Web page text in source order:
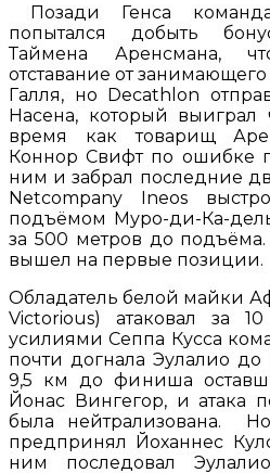
Позади Генса
попытался добыть
Таймена Аренсмана,
отставание от
Галля, но Decathlon
Насена, который выиграл
время как товарищ
Коннор Свифт по ошибке
ним и забрал последние
Netcompany Ineos
подъёмом Муро-ди-Ка-
за 500 метров до
вышел на первые позиции.
Обладатель белой майки
Victorious) атаковал за
усилиями Сеппа Кусса
почти догнала Эулалио
9,5 км до финиша
Йонас Вингегор, и атака
была нейтрализована.
предпринял Йоханнес
ним последовал